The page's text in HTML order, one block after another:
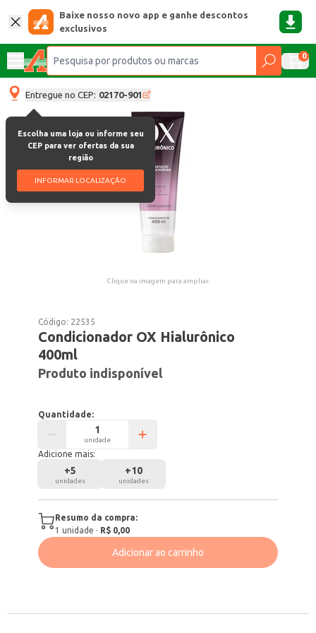
Baixe nosso novo app e ganhe descontos
exclusivos
0
Entregue no CEP: 02170-901
Escolha uma loja ou informe seu
CEP para ver ofertas da sua
região
INFORMAR LOCALIZAÇÃO
Clique na imagem para ampliar.
Código: 22535
Condicionador OX Hialurônico
400ml
Produto indisponível
Quantidade:
unidade
Adicione mais:
+5
unidades
+10
unidades
Resumo da compra:
1 unidade · R$ 0,00
Adicionar ao carrinho